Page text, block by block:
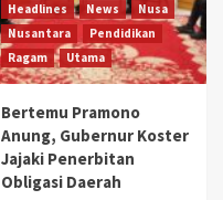
Headlines
News
Nusa
Nusantara
Pendidikan
Ragam
Utama
Bertemu Pramono
Anung, Gubernur Koster
Jajaki Penerbitan
Obligasi Daerah